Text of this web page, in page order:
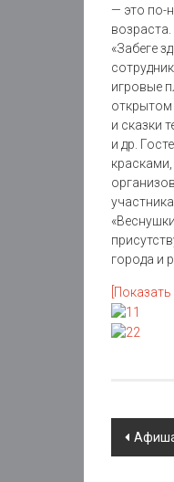
— это по-
«Забеге
игровые
открытом
и сказки
и др.
города и
Post